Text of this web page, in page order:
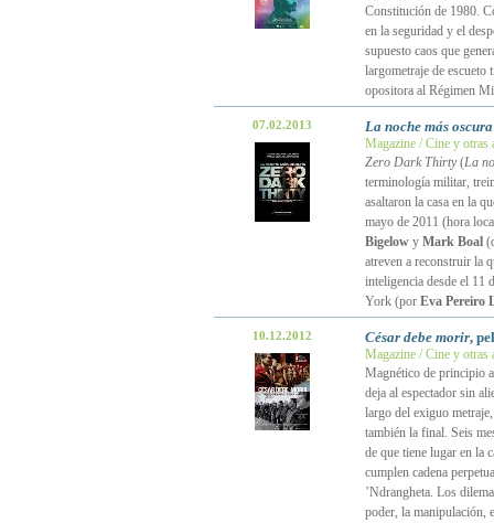
Constitución de 1980.
en la seguridad y el
supuesto caos que
largometraje de escueto
opositora al Régimen
07.02.2013 La noche más oscura
Magazine / Cine y otras
Zero Dark Thirty(La
terminología militar,
asaltaron la casa en la
mayo de 2011 (hora
Bigelowy Mark Boal
atreven a reconstruir la
inteligencia desde el 11
York (por Eva Pereiro
10.12.2012 César debe morir,
Magazine / Cine y otras
Magnético de principio
deja al espectador sin
largo del exiguo
también la final. Seis
de que tiene lugar en la
cumplen cadena
’Ndrangheta. Los
poder, la manipulación,